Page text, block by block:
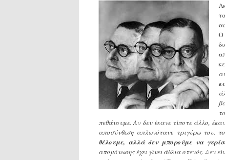
Ο
πεθάνουμε. Αν δεν έκανε τίποτε άλλο,
αποσύνθεση απλωνότανε τριγύρω του,
θέλουμε, αλλά δεν μπορούμε να
απομόνωσης έχει γίνει άθλια στενός. Δεν